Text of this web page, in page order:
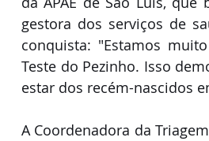
gestora dos serviços de
conquista: "Estamos
Teste do Pezinho. Isso
estar dos recém-nascidos
A Coordenadora da